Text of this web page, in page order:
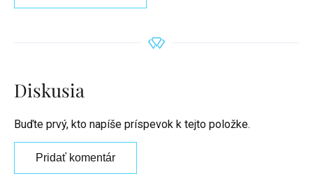
Diskusia
Buďte prvý, kto napíše príspevok k tejto položke.
Pridať komentár